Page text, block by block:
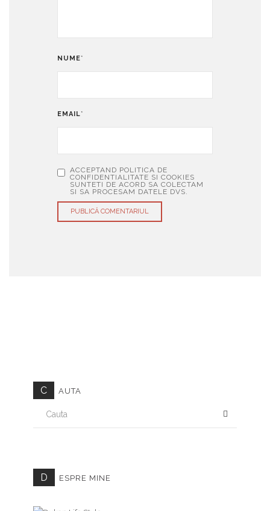
NUME*
EMAIL*
ACCEPTAND POLITICA DE
CONFIDENTIALITATE SI COOKIES
SUNTETI DE ACORD SA COLECTAM
SI SA PROCESAM DATELE DVS.
C AUTA
D ESPRE MINE